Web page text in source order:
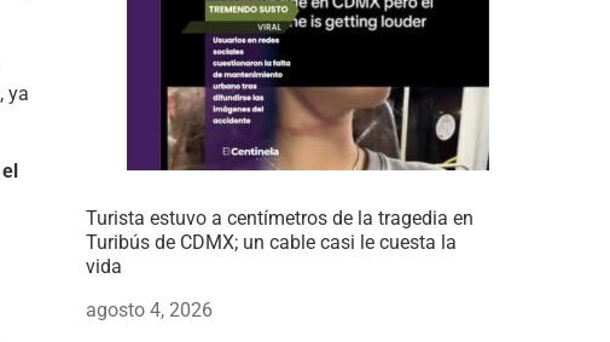
, ya
el
Turista estuvo a centímetros de la tragedia en
Turibús de CDMX; un cable casi le cuesta la
vida
agosto 4, 2026